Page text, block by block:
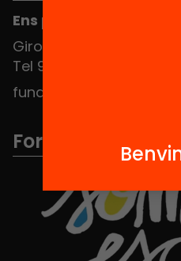
Ens pots trobar al Hub
Girona 34, interior
Tel 934 588 700
fundacio@equitat.org
Formem part de...